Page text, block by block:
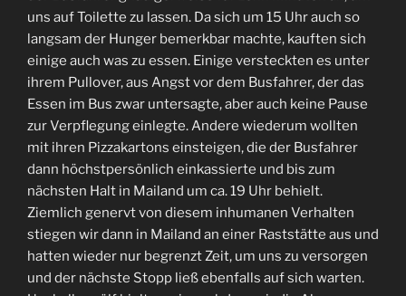
uns auf Toilette zu lassen. Da sich um 15 Uhr auch so
langsam der Hunger bemerkbar machte, kauften sich
einige auch was zu essen. Einige versteckten es unter
ihrem Pullover, aus Angst vor dem Busfahrer, der das
Essen im Bus zwar untersagte, aber auch keine Pause
zur Verpflegung einlegte. Andere wiederum wollten
mit ihren Pizzakartons einsteigen, die der Busfahrer
dann höchstpersönlich einkassierte und bis zum
nächsten Halt in Mailand um ca. 19 Uhr behielt.
Ziemlich genervt von diesem inhumanen Verhalten
stiegen wir dann in Mailand an einer Raststätte aus und
hatten wieder nur begrenzt Zeit, um uns zu versorgen
und der nächste Stopp ließ ebenfalls auf sich warten.